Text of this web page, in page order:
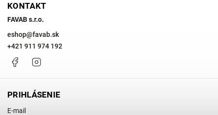
KONTAKT
FAVAB s.r.o.
eshop@favab.sk
+421 911 974 192
Facebook
PRIHLÁSENIE
E-mail